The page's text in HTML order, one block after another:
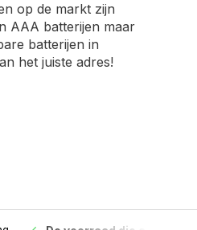
op de markt zijn
AAA batterijen maar
batterijen in
het juiste adres!